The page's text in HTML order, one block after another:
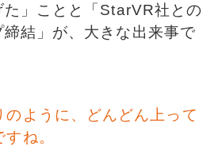
た」ことと「StarVR社との
結」が、大きな出来事で
のように、どんどん上って
ね。